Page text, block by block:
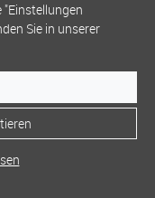
Sie in unserer